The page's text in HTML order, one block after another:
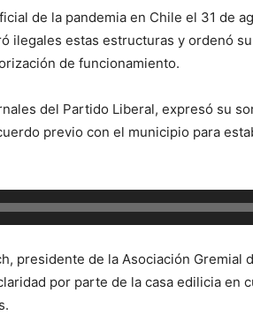
de la pandemia en Chile el 31 de
ilegales estas estructuras y ordenó
de funcionamiento.
del Partido Liberal, expresó su
previo con el municipio para
presidente de la Asociación Gremial
por parte de la casa edilicia en